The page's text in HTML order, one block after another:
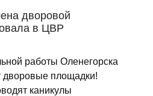
дворовой
в ЦВР
работы Оленегорска
дворовые площадки!
каникулы